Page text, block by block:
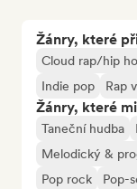
Žánry, které
Cloud rap/hip
Indie pop
Rap
Žánry, které
Taneční hudba
Melodický &
Pop rock
Pop-